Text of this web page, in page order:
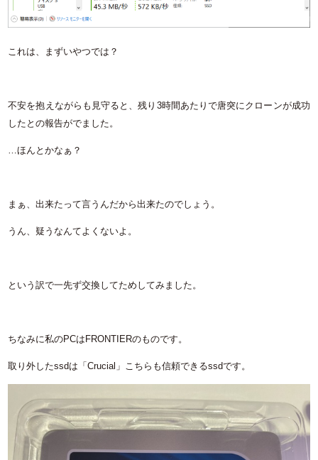
これは、まずいやつでは？
不安を抱えながらも見守ると、残り3時間あたりで唐突にクローンが成功
したとの報告がでました。
…ほんとかなぁ？
まぁ、出来たって言うんだから出来たのでしょう。
うん、疑うなんてよくないよ。
という訳で一先ず交換してためしてみました。
ちなみに私のPCはFRONTIERのものです。
取り外したssdは「Crucial」こちらも信頼できるssdです。